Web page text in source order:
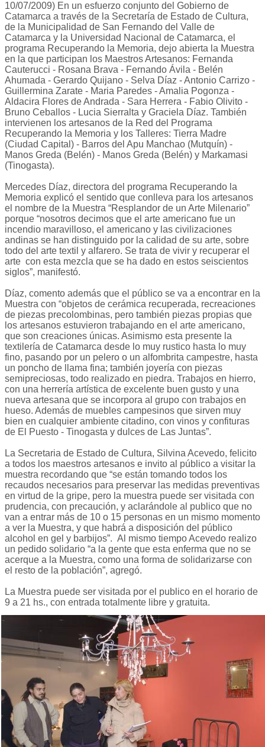
10/07/2009) En un esfuerzo conjunto del Gobierno de
Catamarca a través de la Secretaría de Estado de Cultura,
de la Municipalidad de San Fernando del Valle de
Catamarca y la Universidad Nacional de Catamarca, el
programa Recuperando la Memoria, dejo abierta la Muestra
en la que participan los Maestros Artesanos: Fernanda
Cauterucci - Rosana Brava - Fernando Ávila - Belén
Ahumada - Gerardo Quijano - Selva Díaz - Antonio Carrizo -
Guillermina Zarate - Maria Paredes - Amalia Pogonza -
Aldacira Flores de Andrada - Sara Herrera - Fabio Olivito -
Bruno Ceballos - Lucia Sierralta y Graciela Díaz. También
intervienen los artesanos de la Red del Programa
Recuperando la Memoria y los Talleres: Tierra Madre
(Ciudad Capital) - Barros del Apu Manchao (Mutquín) -
Manos Greda (Belén) - Manos Greda (Belén) y Markamasi
(Tinogasta).
Mercedes Díaz, directora del programa Recuperando la
Memoria explicó el sentido que conlleva para los artesanos
el nombre de la Muestra “Resplandor de un Arte Milenario”
porque “nosotros decimos que el arte americano fue un
incendio maravilloso, el americano y las civilizaciones
andinas se han distinguido por la calidad de su arte, sobre
todo del arte textil y alfarero. Se trata de vivir y recuperar el
arte con esta mezcla que se ha dado en estos seiscientos
siglos”, manifestó.
Díaz, comento además que el público se va a encontrar en la
Muestra con “objetos de cerámica recuperada, recreaciones
de piezas precolombinas, pero también piezas propias que
los artesanos estuvieron trabajando en el arte americano,
que son creaciones únicas. Asimismo esta presente la
textilería de Catamarca desde lo muy rustico hasta lo muy
fino, pasando por un pelero o un alfombrita campestre, hasta
un poncho de llama fina; también joyería con piezas
semipreciosas, todo realizado en piedra. Trabajos en hierro,
con una herrería artística de excelente buen gusto y una
nueva artesana que se incorpora al grupo con trabajos en
hueso. Además de muebles campesinos que sirven muy
bien en cualquier ambiente citadino, con vinos y confituras
de El Puesto - Tinogasta y dulces de Las Juntas”.
La Secretaria de Estado de Cultura, Silvina Acevedo, felicito
a todos los maestros artesanos e invito al público a visitar la
muestra recordando que “se están tomando todos los
recaudos necesarios para preservar las medidas preventivas
en virtud de la gripe, pero la muestra puede ser visitada con
prudencia, con precaución, y aclarándole al publico que no
van a entrar más de 10 o 15 personas en un mismo momento
a ver la Muestra, y que habrá a disposición del público
alcohol en gel y barbijos”. Al mismo tiempo Acevedo realizo
un pedido solidario “a la gente que esta enferma que no se
acerque a la Muestra, como una forma de solidarizarse con
el resto de la población”, agregó.
La Muestra puede ser visitada por el publico en el horario de
9 a 21 hs., con entrada totalmente libre y gratuita.